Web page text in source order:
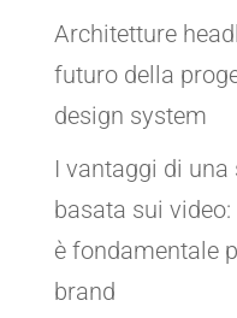
Architetture
futuro della
design system
I vantaggi di
basata sui
è fondamentale
brand